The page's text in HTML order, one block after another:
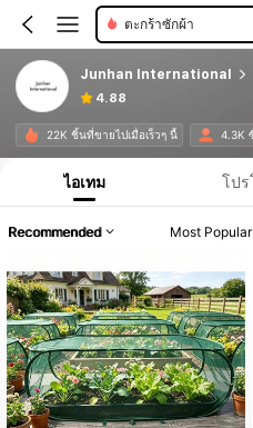
ตะกร้าซักผ้า
Junhan International
4.88
22K ชิ้นที่ขายไปเมื่อเร็วๆ นี้ 4.3K
ไอเทม โป
Recommended Most Popular